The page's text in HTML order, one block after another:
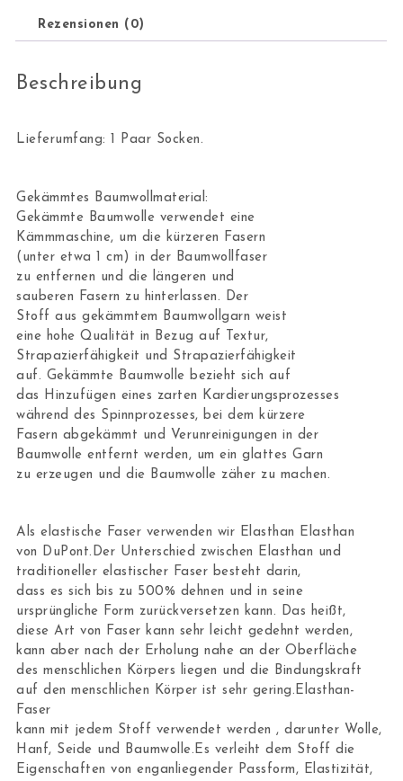
Rezensionen (0)
Beschreibung
Lieferumfang: 1 Paar Socken.
Gekämmtes Baumwollmaterial:
Gekämmte Baumwolle verwendet eine
Kämmmaschine, um die kürzeren Fasern
(unter etwa 1 cm) in der Baumwollfaser
zu entfernen und die längeren und
sauberen Fasern zu hinterlassen. Der
Stoff aus gekämmtem Baumwollgarn weist
eine hohe Qualität in Bezug auf Textur,
Strapazierfähigkeit und Strapazierfähigkeit
auf. Gekämmte Baumwolle bezieht sich auf
das Hinzufügen eines zarten Kardierungsprozesses
während des Spinnprozesses, bei dem kürzere
Fasern abgekämmt und Verunreinigungen in der
Baumwolle entfernt werden, um ein glattes Garn
zu erzeugen und die Baumwolle zäher zu machen.
Als elastische Faser verwenden wir Elasthan Elasthan
von DuPont.Der Unterschied zwischen Elasthan und
traditioneller elastischer Faser besteht darin,
dass es sich bis zu 500% dehnen und in seine
ursprüngliche Form zurückversetzen kann. Das heißt,
diese Art von Faser kann sehr leicht gedehnt werden,
kann aber nach der Erholung nahe an der Oberfläche
des menschlichen Körpers liegen und die Bindungskraft
auf den menschlichen Körper ist sehr gering.Elasthan-
Faser
kann mit jedem Stoff verwendet werden , darunter Wolle,
Hanf, Seide und Baumwolle.Es verleiht dem Stoff die
Eigenschaften von enganliegender Passform, Elastizität,